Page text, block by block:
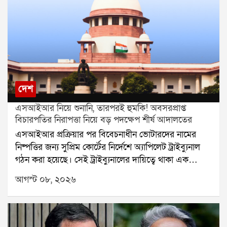
দেশ
এসআইআর নিয়ে শুনানি, তারপরই হুমকি! অবসরপ্রাপ্ত
বিচারপতির নিরাপত্তা নিয়ে বড় পদক্ষেপ শীর্ষ আদালতের
এসআইআর প্রক্রিয়ার পর বিবেচনাধীন ভোটারদের নামের
নিষ্পত্তির জন্য সুপ্রিম কোর্টের নির্দেশে অ্যাপিলেট ট্রাইব্যুনাল
গঠন করা হয়েছে। সেই ট্রাইব্যুনালের দায়িত্বে থাকা এক
অবসরপ্রাপ্ত বিচারপতির নিরাপত্তা নিয়ে এবার প্রশ্ন উঠল।
হুমকি, পথ দুর্ঘটনা এবং বাড়িতে চিঠি আসার অভিযোগের পর
বিষয়টি পৌঁছল সুপ্রিম কোর্টে। এবার নিরাপত্তার বিষয়টি
খতিয়ে দেখে প্রয়োজনীয় ব্যবস্থা নেওয়ার জন্য কলকাতা
হাইকোর্টের প্রধান বিচারপতিকে নির্দেশ দিল শীর্ষ আদালত।
আগস্ট ০৮, ২০২৬